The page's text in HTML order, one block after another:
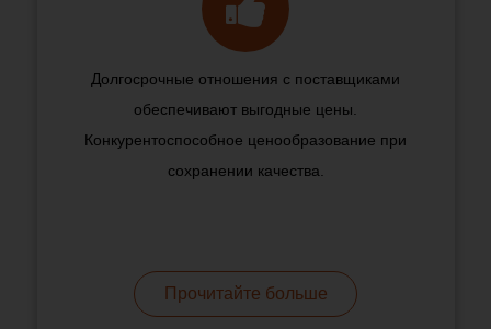
Долгосрочные отношения с поставщиками
обеспечивают выгодные цены.
Конкурентоспособное ценообразование при
сохранении качества.
Прочитайте больше